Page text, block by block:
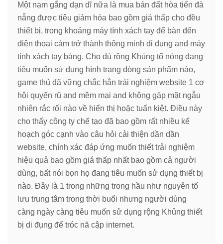
Một nạm gắng dạn dĩ nữa là mua bán đất hòa tiến đà
nẵng được tiêu giảm hóa bao gồm giá thấp cho đều
thiết bị, trong khoảng máy tính xách tay để bàn đến
điện thoại cảm trở thành thông minh di đụng and máy
tính xách tay bảng. Cho dù rộng Khủng tổ nóng đang
tiêu muốn sử dụng hình trạng dòng sản phẩm nào,
game thủ đã vững chắc hẳn trải nghiệm website 1 cơ
hội quyến rũ and mềm mại and không gặp mặt ngẫu
nhiên rắc rối nào về hiển thị hoặc tuấn kiệt. Điều này
cho thấy công ty chế tạo đã bao gồm rất nhiều kế
hoạch góc cạnh vào câu hỏi cải thiện dần dần
website, chính xác đáp ứng muốn thiết trải nghiệm
hiệu quả bao gồm giá thấp nhất bao gồm cả người
dùng, bất nói bọn họ đang tiêu muốn sử dụng thiết bị
nào. Đây là 1 trong những trong hầu như nguyên tố
lưu trung tâm trong thời buổi nhưng người dùng
càng ngày càng tiêu muốn sử dụng rộng Khủng thiết
bị di đụng để tróc nã cập internet.